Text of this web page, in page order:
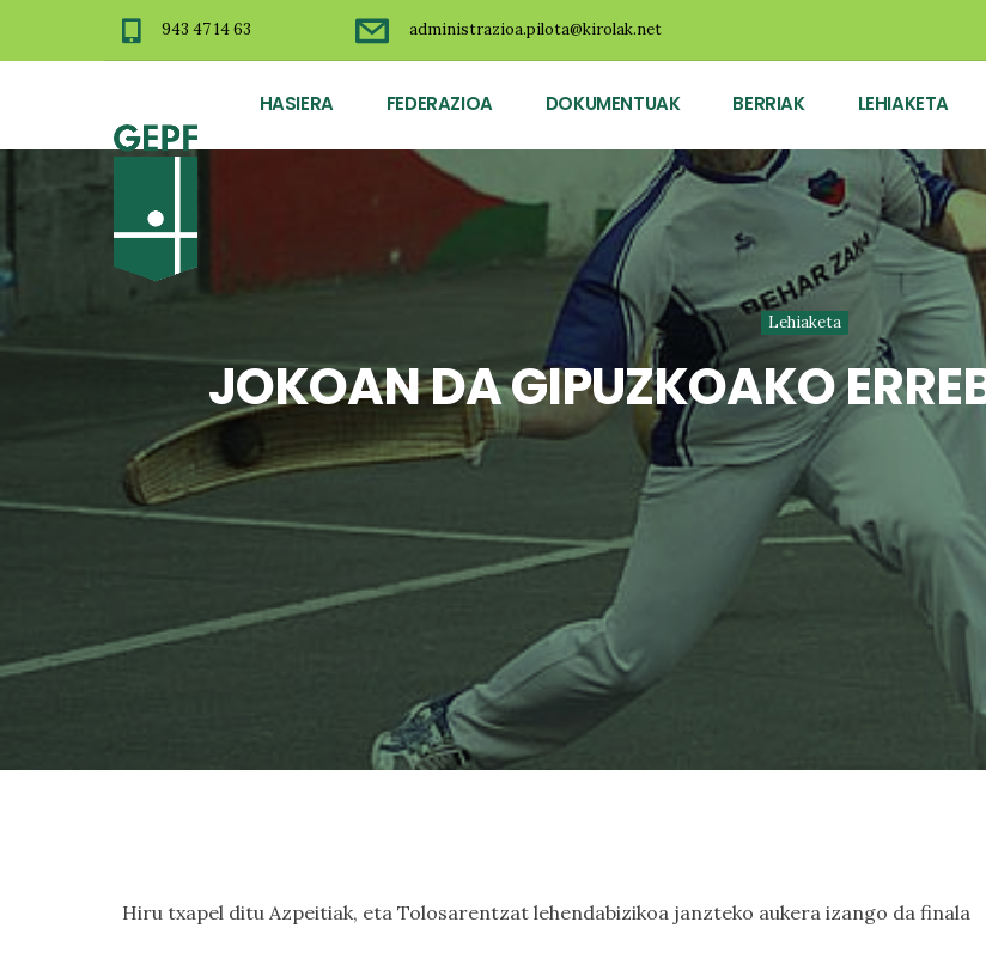
943 47 14 63 administrazioa.pilota@kirolak.net
HASIERA FEDERAZIOA DOKUMENTUAK BERRIAK LEHIAKETA
Lehiaketa
JOKOAN DA GIPUZKOAKO
Hiru txapel ditu Azpeitiak, eta Tolosarentzat lehendabizikoa janzteko aukera izango da finala